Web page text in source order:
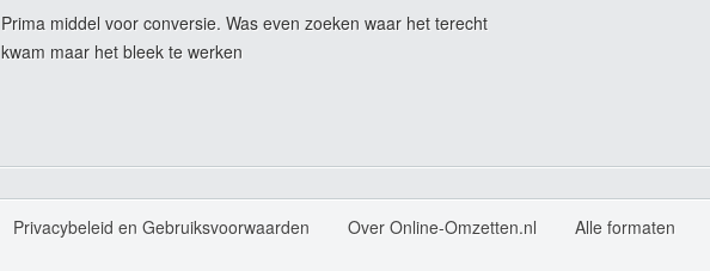
Prima middel voor conversie. Was even zoeken waar het terecht
kwam maar het bleek te werken
Privacybeleid en Gebruiksvoorwaarden Over Online-Omzetten.nl Alle formaten